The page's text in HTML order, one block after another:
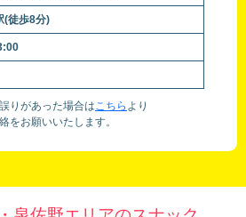
(徒歩8分)
りがあった場合はこちら より
をお願いいたします。